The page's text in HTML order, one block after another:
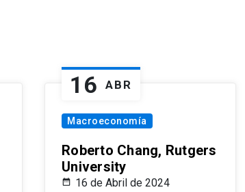
16 ABR
Macroeconomía
Roberto Chang, Rutgers
University
16 de Abril de 2024